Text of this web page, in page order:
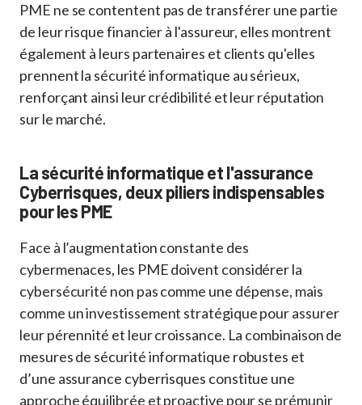
PME ne se contentent pas de transférer une partie
de leur risque financier à l'assureur, elles montrent
également à leurs partenaires et clients qu'elles
prennent la sécurité informatique au sérieux,
renforçant ainsi leur crédibilité et leur réputation
sur le marché.
La sécurité informatique et l'assurance
Cyberrisques, deux piliers indispensables
pour les PME
Face à l’augmentation constante des
cybermenaces, les PME doivent considérer la
cybersécurité non pas comme une dépense, mais
comme un investissement stratégique pour assurer
leur pérennité et leur croissance. La combinaison de
mesures de sécurité informatique robustes et
d’une assurance cyberrisques constitue une
approche équilibrée et proactive pour se prémunir